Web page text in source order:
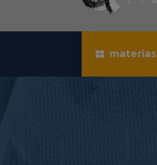
materias